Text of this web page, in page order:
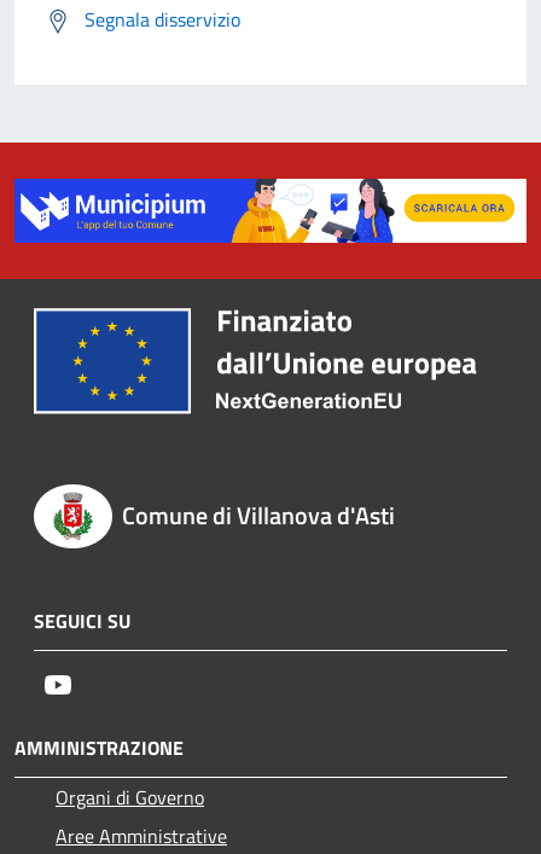
Segnala disservizio
Comune di Villanova d'Asti
SEGUICI SU
AMMINISTRAZIONE
Organi di Governo
Aree Amministrative